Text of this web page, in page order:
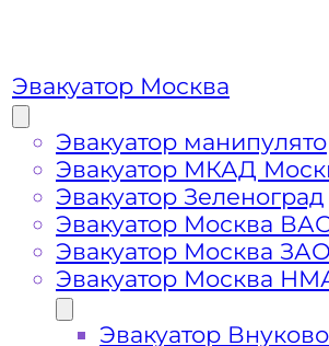
автомобиля из
Эвакуатор Москва
Эвакуатор
Эвакуатор МКАД
Эвакуатор Зеленоград
Эвакуатор Москва
Эвакуатор Москва
Эвакуатор Москва
Эвакуатор Внуково